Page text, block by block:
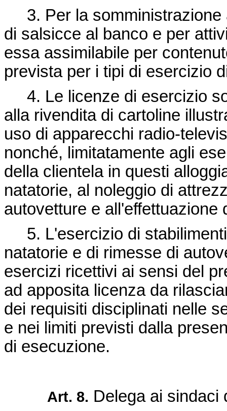
3. Per la somministrazione
di salsicce al banco e per
essa assimilabile per
prevista per i tipi di esercizio
4. Le licenze di esercizio
alla rivendita di cartoline
uso di apparecchi radio-
nonché, limitatamente agli
della clientela in questi
natatorie, al noleggio di
autovetture e
5. L'esercizio di
natatorie e di rimesse di
esercizi ricettivi ai sensi del
ad apposita licenza da
dei requisiti disciplinati nelle
e nei limiti previsti dalla
di esecuzione.
Art. 8. Delega ai sindaci